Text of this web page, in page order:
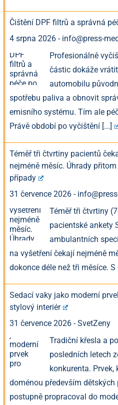
Čištění DPF filtrů a správná
4 srpna 2026 - info@press-
Profesionálně
částic dokáže
automobilu
spotřebu paliva a obnovit
emisního systému. Tím ale
Právě období po vyčištění [...]
Téměř tři čtvrtiny pacientů
nejméně měsíc. Úhrady
případy
31 července 2026 -
Téměř tři čtvrtiny
pacientské ankety
ambulantních
na vyšetření čekají nejméně
dokonce déle než tři měsíce.
Sedací vaky jako moderní
stylový interiér
31 července 2026 -SvetZeny
Tradiční křesla a
posledních letech
konkurenta. Prvek,
doménou především dětských
postupně propracoval do